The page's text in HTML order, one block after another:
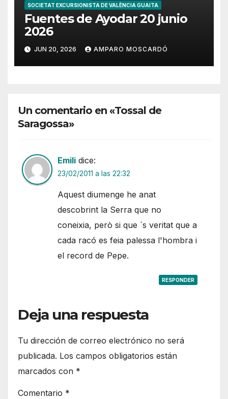
SOCIETAT EXCURSIONISTA DE VALÈNCIA GUAITA
Fuentes de Ayodar 20 junio
2026
JUN 20, 2026 AMPARO MOSCARDÓ
Un comentario en «Tossal de
Saragossa»
Emili dice:
23/02/2011 a las 22:32
Aquest diumenge he anat
descobrint la Serra que no
coneixia, però si que ´s veritat que a
cada racó es feia palessa l'hombra i
el record de Pepe.
RESPONDER
Deja una respuesta
Tu dirección de correo electrónico no será
publicada. Los campos obligatorios están
marcados con *
Comentario *